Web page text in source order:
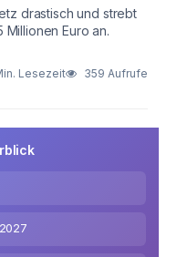
drastisch und strebt
Euro an.
Lesezeit 359 Aufrufe